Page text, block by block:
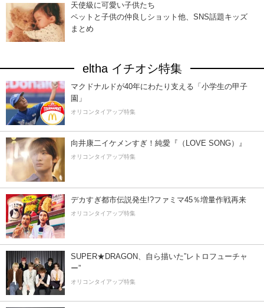
天使級に可愛い子供たち
ペットと子供の仲良しショット他、SNS話題キッズ
まとめ
eltha イチオシ特集
マクドナルドが40年にわたり支える「小学生の甲子
園」
オリコンタイアップ特集
向井康二イケメンすぎ！純愛『（LOVE SONG）』
オリコンタイアップ特集
デカすぎ都市伝説発生!?ファミマ45％増量作戦再来
オリコンタイアップ特集
SUPER★DRAGON、自ら描いた”レトロフューチャ
ー”
オリコンタイアップ特集